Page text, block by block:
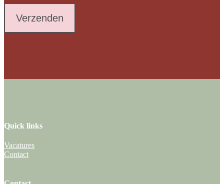
Quick links
Vacatures
Contact